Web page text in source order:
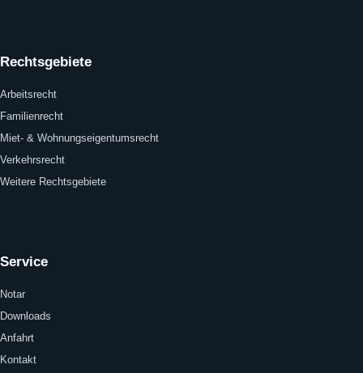
Rechtsgebiete
Arbeitsrecht
Familienrecht
Miet- & Wohnungseigentumsrecht
Verkehrsrecht
Weitere Rechtsgebiete
Service
Notar
Downloads
Anfahrt
Kontakt